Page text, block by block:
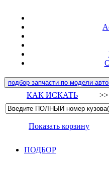
подбор запчасти по модели
КАК ИСКАТЬ >>
Показать корзину
ПОДБОР